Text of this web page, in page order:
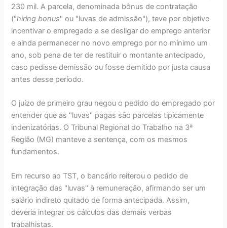
230 mil. A parcela, denominada bônus de contratação
("hiring bonus" ou "luvas de admissão"), teve por objetivo
incentivar o empregado a se desligar do emprego anterior
e ainda permanecer no novo emprego por no mínimo um
ano, sob pena de ter de restituir o montante antecipado,
caso pedisse demissão ou fosse demitido por justa causa
antes desse período.
O juízo de primeiro grau negou o pedido do empregado por
entender que as "luvas" pagas são parcelas tipicamente
indenizatórias. O Tribunal Regional do Trabalho na 3ª
Região (MG) manteve a sentença, com os mesmos
fundamentos.
Em recurso ao TST, o bancário reiterou o pedido de
integração das "luvas" à remuneração, afirmando ser um
salário indireto quitado de forma antecipada. Assim,
deveria integrar os cálculos das demais verbas
trabalhistas.